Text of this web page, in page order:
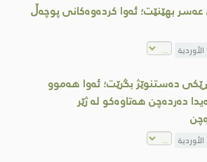
عەسر بهێنێت؛ ئەوا کردەوەکانی پوچەڵ
الأوردية
دەستنوێژ بگرێت؛ ئەوا هەموو
دەردەچن هەتاوەکو لە ژێر
الأوردية